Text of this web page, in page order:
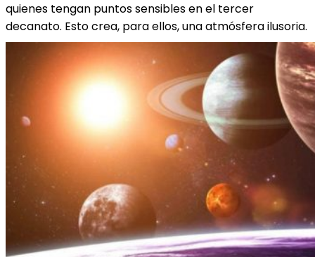
quienes tengan puntos sensibles en el tercer
decanato. Esto crea, para ellos, una atmósfera ilusoria.